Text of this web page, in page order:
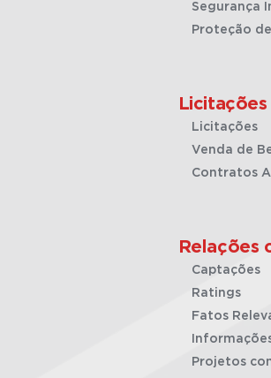
Segurança
Proteção
Licitações
Venda de
Contratos
Relações
Captações
Ratings
Fatos
Projetos